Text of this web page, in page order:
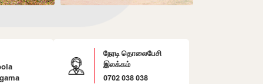
நேரடி தொலைபேசி
இலக்கம்
0702 038 038